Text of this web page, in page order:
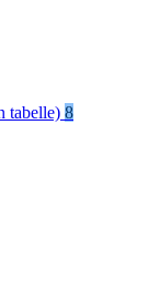
tabelle) 8